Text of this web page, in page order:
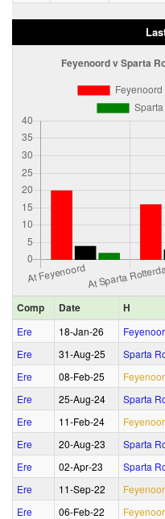
Comp Date H
Ere 18‑Jan‑26
Ere
31‑Aug‑25 Sparta
Ere
08‑Feb‑25
Ere
25‑Aug‑24 Sparta
Ere
11‑Feb‑24
Ere
20‑Aug‑23 Sparta
Ere
02‑Apr‑23 Sparta
Ere
11‑Sep‑22
Ere
06‑Feb‑22